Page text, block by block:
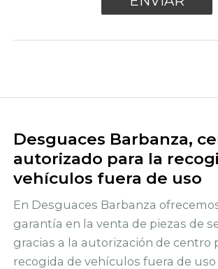
Desguaces Barbanza,
autorizado para la
vehículos fuera de uso
En Desguaces Barbanza
garantía en la venta de piezas de
gracias a la autorización de centro
recogida de vehículos fuera de